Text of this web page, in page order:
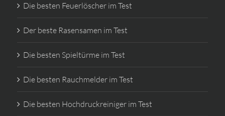
Die besten Feuerlöscher im Test
Der beste Rasensamen im Test
Die besten Spieltürme im Test
Die besten Rauchmelder im Test
Die besten Hochdruckreiniger im Test